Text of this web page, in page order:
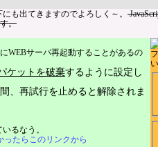
も出てきますのでよろしく～。
す。
WEBサーバ再起動することがあるの
ケットを破棄するように設定し
、再試行を止めると解除されま
るなう。
ったらこのリンクから